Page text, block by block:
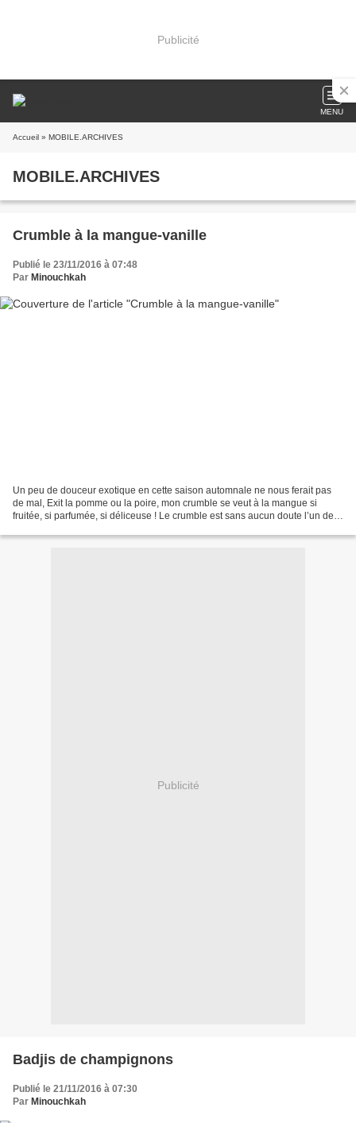
Publicité
MENU
Accueil » MOBILE.ARCHIVES
MOBILE.ARCHIVES
Crumble à la mangue-vanille
Publié le 23/11/2016 à 07:48
Par Minouchkah
Un peu de douceur exotique en cette saison automnale ne nous ferait pas
de mal, Exit la pomme ou la poire, mon crumble se veut à la mangue si
fruitée, si parfumée, si déliceuse ! Le crumble est sans aucun doute l’un des
Publicité
Badjis de champignons
Publié le 21/11/2016 à 07:30
Par Minouchkah